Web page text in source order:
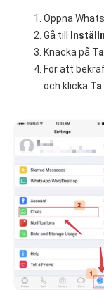
Öppna
Gå till
Knacka på
För att
och klicka